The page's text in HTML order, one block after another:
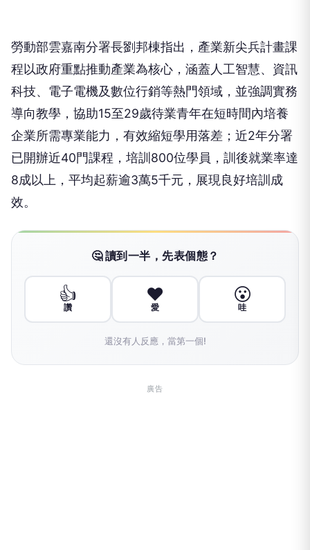
勞動部雲嘉南分署長劉邦棟指出，產業新尖兵計畫課
程以政府重點推動產業為核心，涵蓋人工智慧、資訊
科技、電子電機及數位行銷等熱門領域，並強調實務
導向教學，協助15至29歲待業青年在短時間內培養
企業所需專業能力，有效縮短學用落差；近2年分署
已開辦近40門課程，培訓800位學員，訓後就業率達
8成以上，平均起薪逾3萬5千元，展現良好培訓成
效。
🤔 讀到一半，先表個態？
👍
讚
❤️
愛
😮
哇
還沒有人反應，當第一個!
廣告